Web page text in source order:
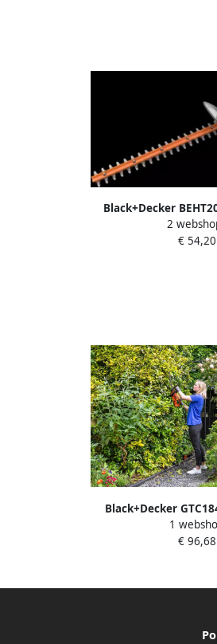
Black+Decker
Heggenschaar
2
€ 54,20
Black+Decker
Heggenschaar |
GTC1845B-
1
€ 96,68